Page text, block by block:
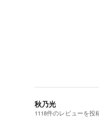
秋乃光
1118件のレビューを投